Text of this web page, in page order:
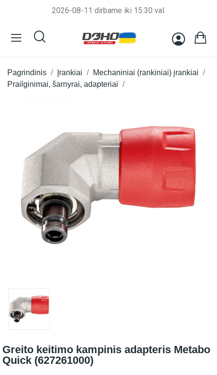
2026-08-11 dirbame iki 15:30 val.
Pagrindinis Įrankiai
Mechaniniai (rankiniai) įrankiai
Prailginimai, šarnyrai, adapteriai
Greito keitimo kampinis adapteris Metabo
Quick (627261000)